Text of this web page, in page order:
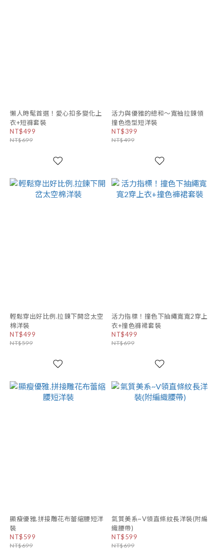
懶人時髦首選！愛心扣多變化上
衣+短褲套裝
NT$499
NT$699
活力與優雅的總和～寬袖拉鍊領
撞色造型短洋裝
NT$399
NT$499
輕鬆穿出好比例.拉鍊下開岔太空
棉洋裝
NT$499
NT$599
活力指標！撞色下抽繩寬寬2穿上
衣+撞色褲裙套裝
NT$499
NT$699
顯瘦優雅.拼接雕花布蕾縮腰短洋
裝
NT$599
NT$699
氣質美系~V領直條紋長洋裝(附編
織腰帶)
NT$599
NT$699